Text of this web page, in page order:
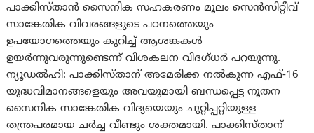
പാക്കിസ്താന്‍ സൈനിക സഹകരണം മൂലം സെൻസിറ്റീവ്
സാങ്കേതിക വിവരങ്ങളുടെ പഠനത്തെയും
ഉപയോഗത്തെയും കുറിച്ച് ആശങ്കകൾ
ഉയർന്നുവരുന്നുണ്ടെന്ന് വിശകലന വിദഗ്ധർ പറയുന്നു.
ന്യൂഡൽഹി: പാക്കിസ്താന് അമേരിക്ക നൽകുന്ന എഫ്-16
യുദ്ധവിമാനങ്ങളെയും അവയുമായി ബന്ധപ്പെട്ട നൂതന
സൈനിക സാങ്കേതിക വിദ്യയെയും ചുറ്റിപ്പറ്റിയുള്ള
തന്ത്രപരമായ ചർച്ച വീണ്ടും ശക്തമായി. പാക്കിസ്താന്